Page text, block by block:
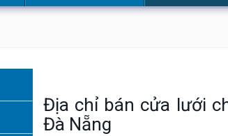
Địa chỉ bán cửa lưới
Đà Nẵng